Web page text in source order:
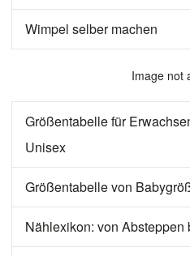
Wimpel selber machen
Image not
Größentabelle für
Unisex
Größentabelle von
Nählexikon: von